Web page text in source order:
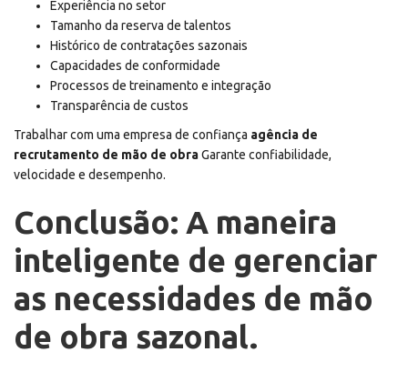
Experiência no setor
Tamanho da reserva de talentos
Histórico de contratações sazonais
Capacidades de conformidade
Processos de treinamento e integração
Transparência de custos
Trabalhar com uma empresa de confiança agência de
recrutamento de mão de obraGarante confiabilidade,
velocidade e desempenho.
Conclusão: A maneira
inteligente de gerenciar
as necessidades de mão
de obra sazonal.